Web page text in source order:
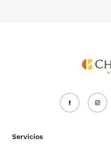
Servicios